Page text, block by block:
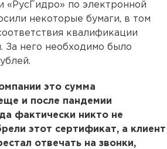
«РусГидро» по электронной
некоторые бумаги, в том
квалификации
За него необходимо было
это сумма
и после пандемии
фактически никто не
этот сертификат, а клиент
отвечать на звонки,